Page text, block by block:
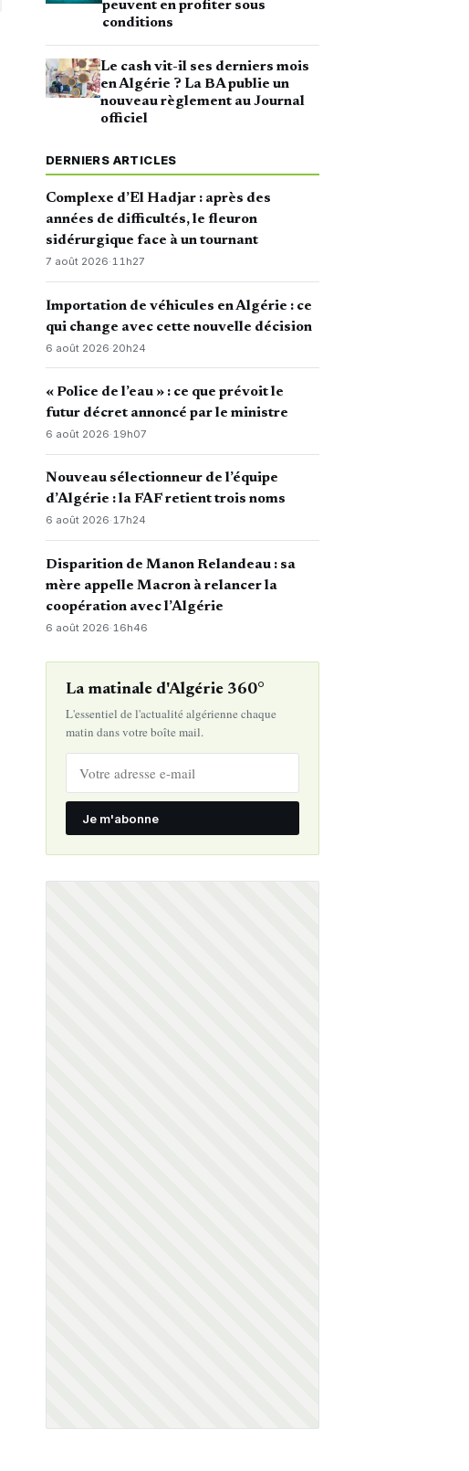
peuvent en profiter sous
conditions
Le cash vit-il ses derniers mois
en Algérie ? La BA publie un
nouveau règlement au Journal
officiel
DERNIERS ARTICLES
Complexe d’El Hadjar : après des
années de difficultés, le fleuron
sidérurgique face à un tournant
7 août 2026·11h27
Importation de véhicules en Algérie : ce
qui change avec cette nouvelle décision
6 août 2026·20h24
« Police de l’eau » : ce que prévoit le
futur décret annoncé par le ministre
6 août 2026·19h07
Nouveau sélectionneur de l’équipe
d’Algérie : la FAF retient trois noms
6 août 2026·17h24
Disparition de Manon Relandeau : sa
mère appelle Macron à relancer la
coopération avec l’Algérie
6 août 2026· 16h46
La matinale d'Algérie 360°
L'essentiel de l'actualité algérienne chaque
matin dans votre boîte mail.
Je m'abonne